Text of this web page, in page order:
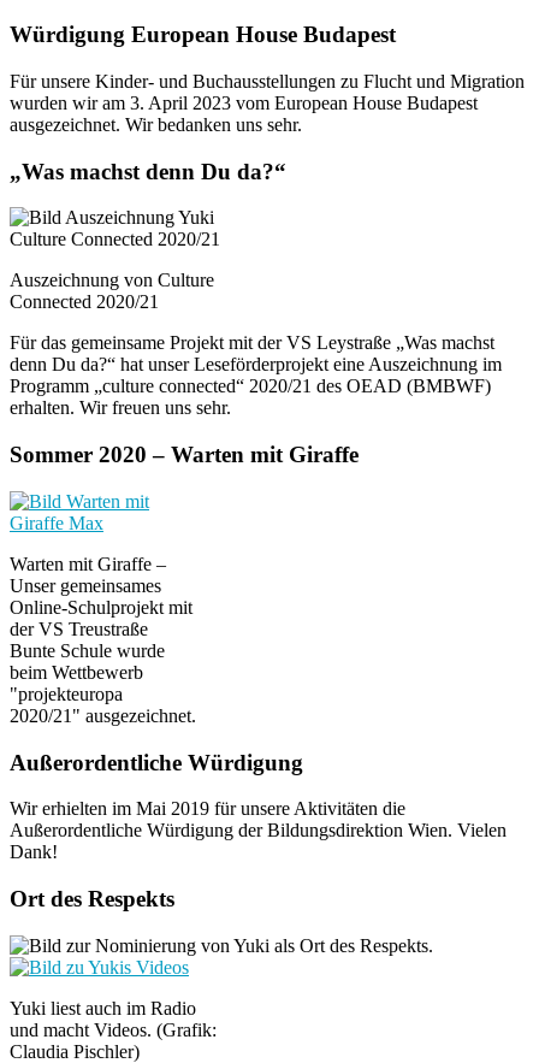
Würdigung European House Budapest
Für unsere Kinder- und Buchausstellungen zu Flucht und Migration
wurden wir am 3. April 2023 vom European House Budapest
ausgezeichnet. Wir bedanken uns sehr.
„Was machst denn Du da?“
Auszeichnung von Culture
Connected 2020/21
Für das gemeinsame Projekt mit der VS Leystraße „Was machst
denn Du da?“ hat unser Leseförderprojekt eine Auszeichnung im
Programm „culture connected“ 2020/21 des OEAD (BMBWF)
erhalten. Wir freuen uns sehr.
Sommer 2020 – Warten mit Giraffe
Warten mit Giraffe –
Unser gemeinsames
Online-Schulprojekt mit
der VS Treustraße
Bunte Schule wurde
beim Wettbewerb
"projekteuropa
2020/21" ausgezeichnet.
Außerordentliche Würdigung
Wir erhielten im Mai 2019 für unsere Aktivitäten die
Außerordentliche Würdigung der Bildungsdirektion Wien. Vielen
Dank!
Ort des Respekts
Yuki liest auch im Radio
und macht Videos. (Grafik:
Claudia Pischler)